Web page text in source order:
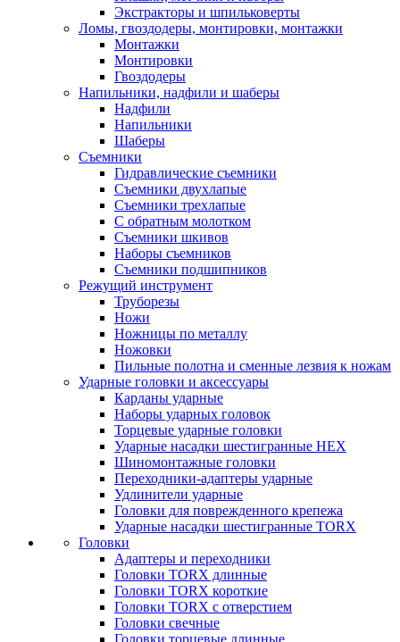
Экстракторы и шпильковерты
Ломы, гвоздодеры, монтировки, монтажки
Монтажки
Монтировки
Гвоздодеры
Напильники, надфили и шаберы
Надфили
Напильники
Шаберы
Съемники
Гидравлические съемники
Съемники двухлапые
Съемники трехлапые
С обратным молотком
Съемники шкивов
Наборы съемников
Съемники подшипников
Режущий инструмент
Труборезы
Ножи
Ножницы по металлу
Ножовки
Пильные полотна и сменные лезвия к ножам
Ударные головки и аксессуары
Карданы ударные
Наборы ударных головок
Торцевые ударные головки
Ударные насадки шестигранные HEX
Шиномонтажные головки
Переходники-адаптеры ударные
Удлинители ударные
Головки для поврежденного крепежа
Ударные насадки шестигранные TORX
Головки
Адаптеры и переходники
Головки TORX длинные
Головки TORX короткие
Головки TORX с отверстием
Головки свечные
Головки торцевые длинные